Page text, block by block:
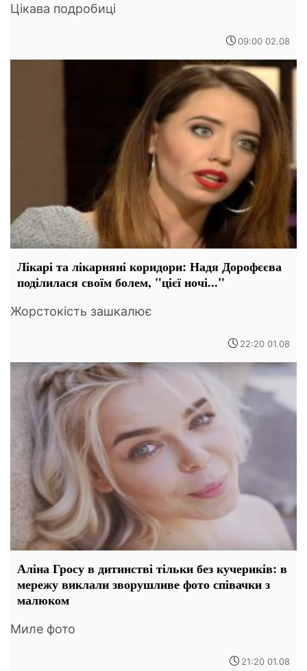
Цікава подробиці
09:00 02.08
Лікарі та лікарняні коридори: Надя Дорофєєва
поділилася своїм болем, "цієї ночі..."
Жорстокість зашкалює
22:20 01.08
Аліна Гросу в дитинстві тільки без кучериків: в
мережу виклали зворушливе фото співачки з
малюком
Миле фото
21:20 01.08